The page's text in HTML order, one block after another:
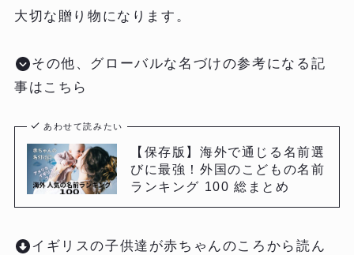
大切な贈り物になります。
その他、グローバルな名づけの参考になる記
事はこちら
あわせて読みたい
【保存版】海外で通じる名前選
びに最強！外国のこどもの名前
ランキング 100 総まとめ
イギリスの子供達が赤ちゃんのころから読ん